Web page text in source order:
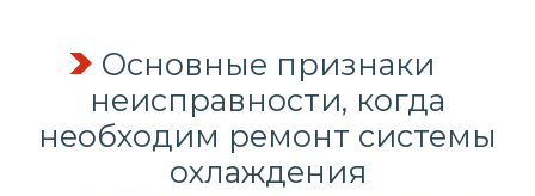
Основные признаки
неисправности, когда
необходим ремонт системы
охлаждения